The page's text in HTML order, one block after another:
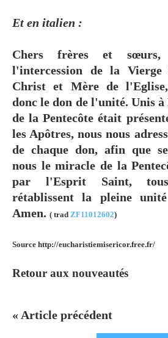
Et en italien :
Chers frères et sœurs,
l'intercession de la
Christ et Mère de
donc le don de l'unité. Unis
de la Pentecôte était
les Apôtres, nous nous
de chaque don, afin que
nous le miracle de la
par l'Esprit Saint,
rétablissent la pleine
Amen. ( trad ZF11012602)
Source http://eucharistiemisericor.free.fr/
Retour aux nouveautés
« Article précédent